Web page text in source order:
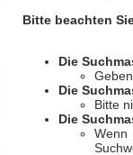
Bitte beachten
Die
Die
Bitte
Die